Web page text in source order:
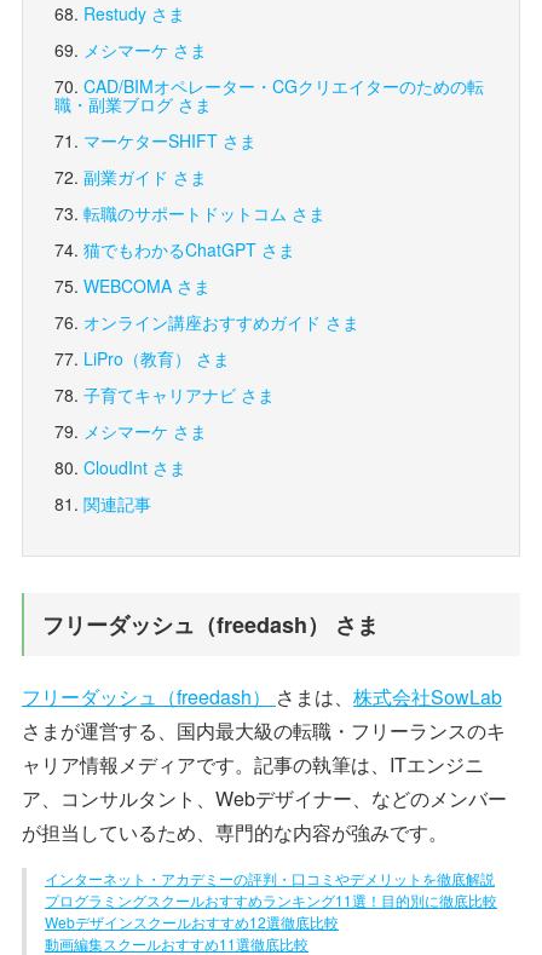
Restudy さま
メシマーケ さま
CAD/BIMオペレーター・CGクリエイターのための転
職・副業ブログ さま
マーケターSHIFT さま
副業ガイド さま
転職のサポートドットコム さま
猫でもわかるChatGPT さま
WEBCOMA さま
オンライン講座おすすめガイド さま
LiPro（教育） さま
子育てキャリアナビ さま
メシマーケ さま
CloudInt さま
関連記事
フリーダッシュ（freedash） さま
フリーダッシュ（freedash） さまは、 株式会社SowLab
さまが運営する、国内最大級の転職・フリーランスのキ
ャリア情報メディアです。記事の執筆は、ITエンジニ
ア、コンサルタント、Webデザイナー、などのメンバー
が担当しているため、専門的な内容が強みです。
インターネット・アカデミーの評判・口コミやデメリットを徹底解説
プログラミングスクールおすすめランキング11選！目的別に徹底比較
Webデザインスクールおすすめ12選徹底比較
動画編集スクールおすすめ11選徹底比較